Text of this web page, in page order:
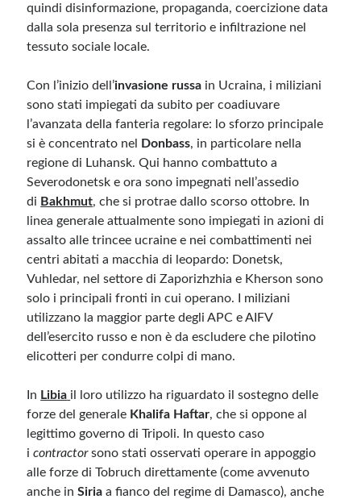
quindi disinformazione, propaganda, coercizione data
dalla sola presenza sul territorio e infiltrazione nel
tessuto sociale locale.
Con l’inizio dell’invasione russa in Ucraina, i miliziani
sono stati impiegati da subito per coadiuvare
l’avanzata della fanteria regolare: lo sforzo principale
si è concentrato nel
Donbass, in particolare nella
regione di Luhansk. Qui hanno combattuto a
Severodonetsk e ora sono impegnati nell’assedio
di Bakhmut, che si protrae dallo scorso ottobre. In
linea generale attualmente sono impiegati in azioni di
assalto alle trincee ucraine e nei combattimenti nei
centri abitati a macchia di leopardo: Donetsk,
Vuhledar, nel settore di Zaporizhzhia e Kherson sono
solo i principali fronti in cui operano. I miliziani
utilizzano la maggior parte degli APC e AIFV
dell’esercito russo e non è da escludere che pilotino
elicotteri per condurre colpi di mano.
In Libia il loro utilizzo ha riguardato il sostegno delle
forze del generale Khalifa Haftar, che si oppone al
legittimo governo di Tripoli. In questo caso
i contractor sono stati osservati operare in appoggio
alle forze di Tobruch direttamente (come avvenuto
anche in Siria a fianco del regime di Damasco), anche